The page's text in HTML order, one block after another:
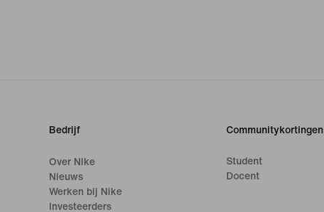
Bedrijf
Over Nike
Nieuws
Werken bij Nike
Investeerders
Communitykortingen
Student
Docent